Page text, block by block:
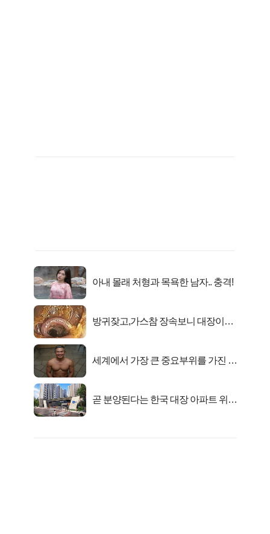
아내 몰래 처형과 목욕한 남자.. 충격!
방귀잦고,가스참 장속보니 대장이아
세계에서 가장 큰 중요부위를 가진 남
곧 분양된다는 한국 대장 아파트 위치